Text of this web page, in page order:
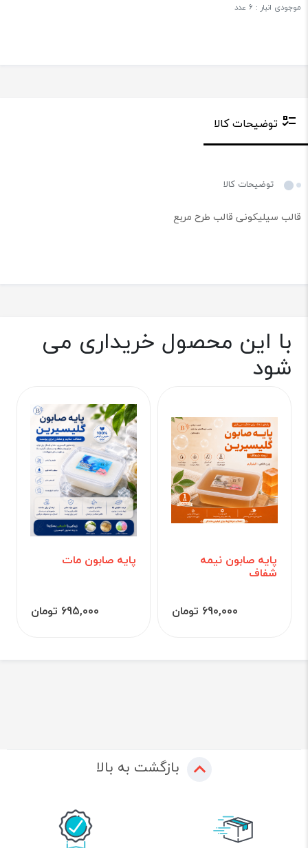
موجودی انبار : 6 عدد
توضیحات کالا
توضیحات کالا
قالب سیلیکونی قالب طرح مربع
با این محصول خریداری می
شود
پایه صابون نیمه
شفاف
690,000 تومان
پایه صابون مات
695,000 تومان
بازگشت به بالا